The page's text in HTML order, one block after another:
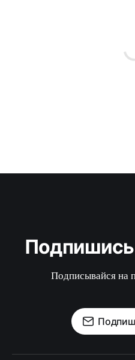
Подпишись
Подписывайся на